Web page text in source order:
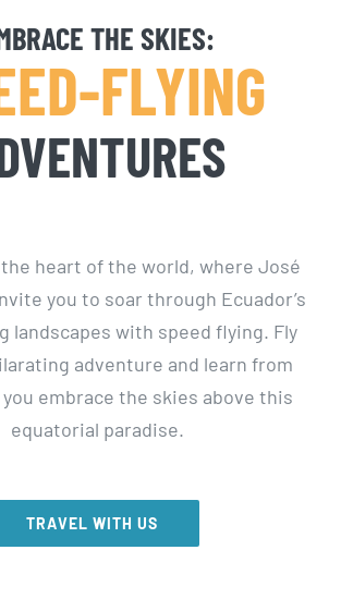
THE SKIES:
FLYING
heart of the world, where José
you to soar through Ecuador’s
landscapes with speed flying. Fly
adventure and learn from
embrace the skies above this
equatorial paradise.
TRAVEL WITH US